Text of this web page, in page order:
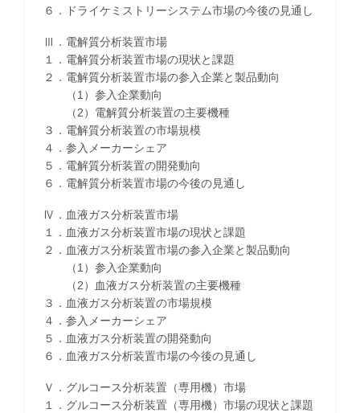
６．ドライケミストリーシステム市場の今後の見通し
Ⅲ．電解質分析装置市場
１．電解質分析装置市場の現状と課題
２．電解質分析装置市場の参入企業と製品動向
（1）参入企業動向
（2）電解質分析装置の主要機種
３．電解質分析装置の市場規模
４．参入メーカーシェア
５．電解質分析装置の開発動向
６．電解質分析装置市場の今後の見通し
Ⅳ．血液ガス分析装置市場
１．血液ガス分析装置市場の現状と課題
２．血液ガス分析装置市場の参入企業と製品動向
（1）参入企業動向
（2）血液ガス分析装置の主要機種
３．血液ガス分析装置の市場規模
４．参入メーカーシェア
５．血液ガス分析装置の開発動向
６．血液ガス分析装置市場の今後の見通し
Ｖ．グルコース分析装置（専用機）市場
１．グルコース分析装置（専用機）市場の現状と課題